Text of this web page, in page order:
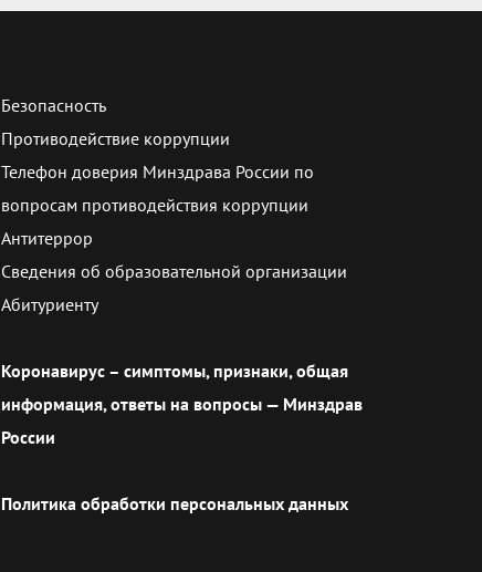
Безопасность
Противодействие коррупции
Телефон доверия Минздрава России по
вопросам противодействия коррупции
Антитеррор
Сведения об образовательной организации
Абитуриенту
Коронавирус – симптомы, признаки, общая
информация, ответы на вопросы — Минздрав
России
Политика обработки персональных данных